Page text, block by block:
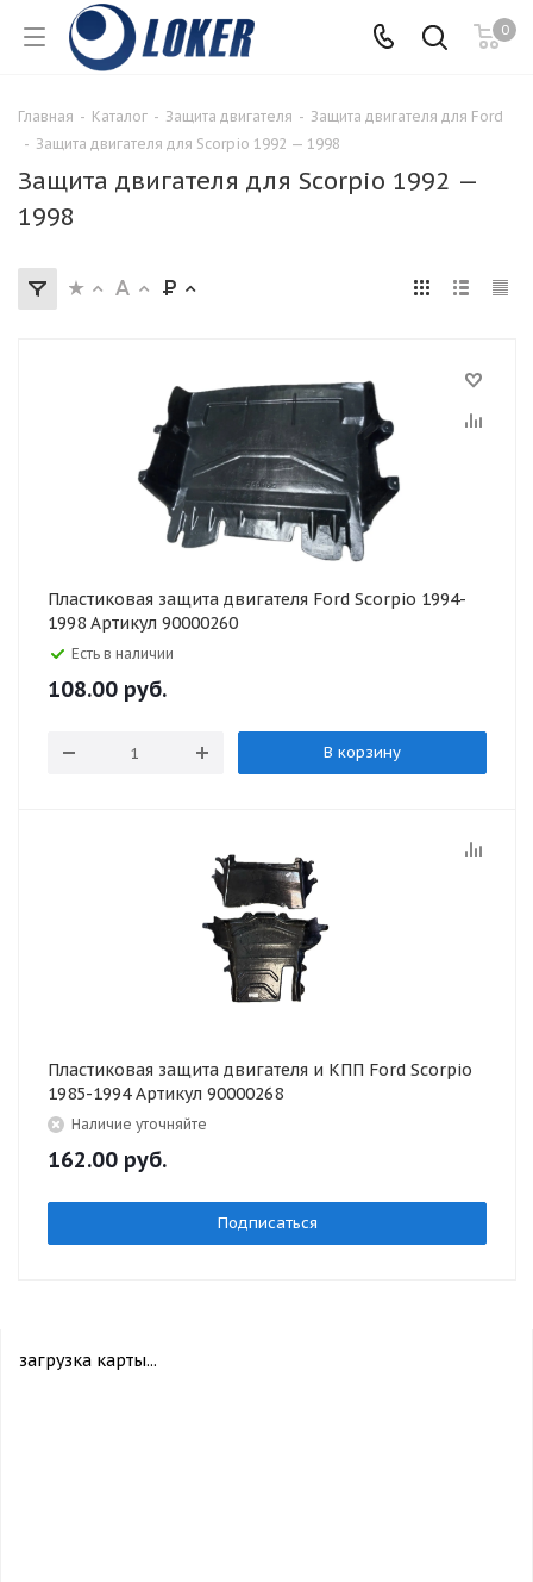
0
Главная - Каталог - Защита двигателя - Защита двигателя для Ford
- Защита двигателя для Scorpio 1992 — 1998
Защита двигателя для Scorpio 1992 —
1998
Пластиковая защита двигателя Ford Scorpio 1994-
1998 Артикул 90000260
Есть в наличии
108.00 руб.
В корзину
Пластиковая защита двигателя и КПП Ford Scorpio
1985-1994 Артикул 90000268
Наличие уточняйте
162.00 руб.
Подписаться
загрузка карты...